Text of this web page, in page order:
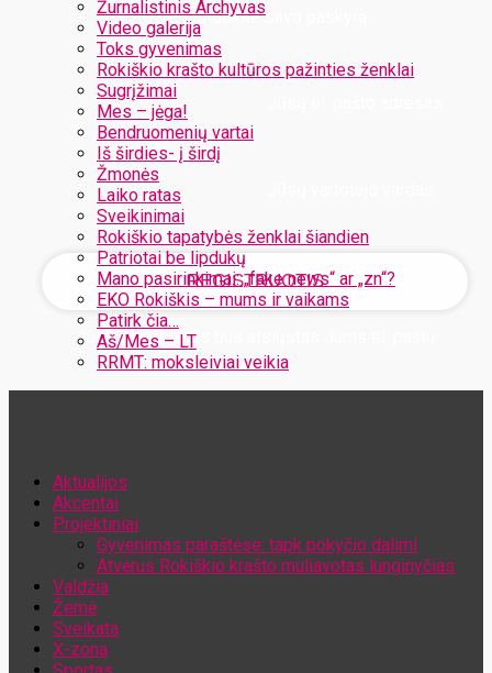
Žurnalistinis Archyvas
Video galerija
Toks gyvenimas
Rokiškio krašto kultūros pažinties ženklai
Sugrįžimai
Mes – jėga!
Bendruomenių vartai
Iš širdies- į širdį
Žmonės
Laiko ratas
Sveikinimai
Rokiškio tapatybės ženklai šiandien
Patriotai be lipdukų
Mano pasirinkimai: „fake news“ ar „zn“?
EKO Rokiškis – mums ir vaikams
Patirk čia…
Aš/Mes – LT
RRMT: moksleiviai veikia
Užregistruokite savo paskyrą
Jūsų slaptažodis bus atsiųstas Jums el. paštu
Aktualijos
Akcentai
Projektiniai
Gyvenimas paraštėse: tapk pokyčio dalimi
Atvėrus Rokiškio krašto muliavotas lunginyčias
Valdžia
Žemė
Sveikata
X-zona